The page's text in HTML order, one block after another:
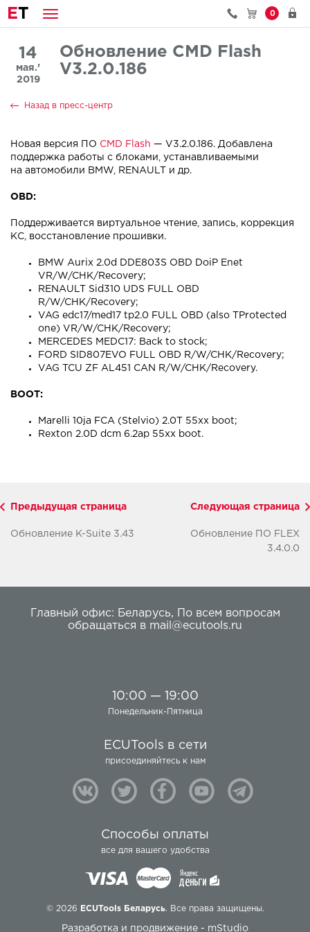
ET 0
14
мая.’
2019
Обновление CMD Flash
V3.2.0.186
Назад в пресс-центр
Новая версия ПО CMD Flash — V3.2.0.186. Добавлена
поддержка работы с блоками, устанавливаемыми
на автомобили BMW, RENAULT и др.
OBD:
Поддерживается виртуальное чтение, запись, коррекция
КС, восстановление прошивки.
BMW Aurix 2.0d DDE803S OBD DoiP Enet
VR/W/CHK/Recovery;
RENAULT Sid310 UDS FULL OBD
R/W/CHK/Recovery;
VAG edc17/med17 tp2.0 FULL OBD (also TProtected
one) VR/W/CHK/Recovery;
MERCEDES MEDC17: Back to stock;
FORD SID807EVO FULL OBD R/W/CHK/Recovery;
VAG TCU ZF AL451 CAN R/W/CHK/Recovery.
BOOT:
Marelli 10ja FCA (Stelvio) 2.0T 55xx boot;
Rexton 2.0D dcm 6.2ap 55xx boot.
Предыдущая страница
Обновление K-Suite 3.43
Следующая страница
Обновление ПО FLEX
3.4.0.0
Главный офис: Беларусь,
По всем вопросам
обращаться в mail@ecutools.ru
10:00 — 19:00
Понедельник-Пятница
ECUTools в сети
присоединяйтесь к нам
Способы оплаты
все для вашего удобства
© 2026 ECUTools Беларусь. Все права защищены.
Разработка и продвижение - mStudio